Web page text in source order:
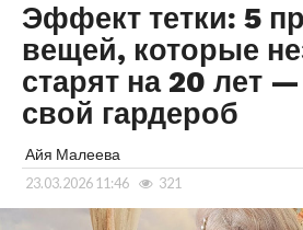
Эффект тетки: 5
вещей, которые
старят на 20 лет
свой гардероб
Айя Малеева
23.03.2026 11:46 321